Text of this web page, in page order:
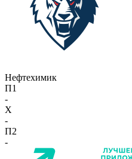
Нефтехимик
П1
-
X
-
П2
-